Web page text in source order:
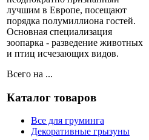
лучшим в Европе, посещают
порядка полумиллиона гостей.
Основная специализация
зоопарка - разведение животных
и птиц исчезающих видов.
Всего на ...
Каталог товаров
Все для груминга
Декоративные грызуны